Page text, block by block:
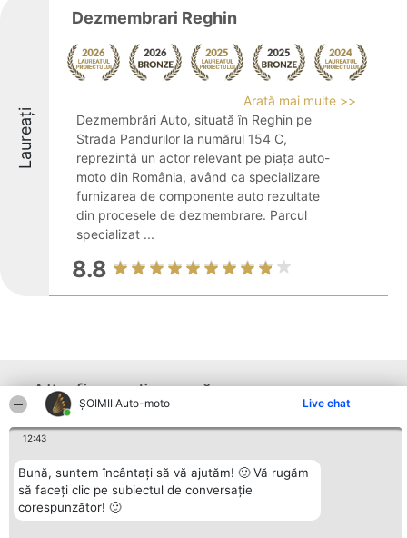
ȘOIMII Auto-moto Live chat
12:43
Bună, suntem încântați să vă ajutăm! 🙂 Vă rugăm
să faceți clic pe subiectul de conversație
corespunzător! 🙂
Laureați
Dezmembrari Reghin
Arată mai multe >>
Dezmembrări Auto, situată în Reghin pe
Strada Pandurilor la numărul 154 C,
reprezintă un actor relevant pe piața auto-
moto din România, având ca specializare
furnizarea de componente auto rezultate
din procesele de dezmembrare. Parcul
specializat ...
8.8
Alte firme din zonă
BRIGHT SOLUTIONS BR SRL
Aleea Timisul De Sus 2 Bl. A30
Sc. A Et. 4 Ap. 13 Cod 061952
București
CUI 36737675
Lista Tuturor
Laureaților
Statut